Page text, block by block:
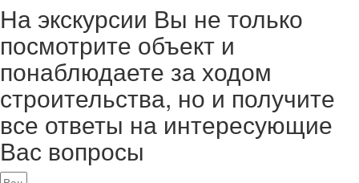
На экскурсии Вы не только
посмотрите объект и
понаблюдаете за ходом
строительства, но и получите
все ответы на интересующие
Вас вопросы